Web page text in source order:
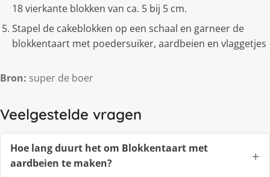
18 vierkante blokken van ca. 5 bij 5 cm.
Stapel de cakeblokken op een schaal en garneer de
blokkentaart met poedersuiker, aardbeien en vlaggetjes
Bron: super de boer
Veelgestelde vragen
Hoe lang duurt het om Blokkentaart met
aardbeien te maken?